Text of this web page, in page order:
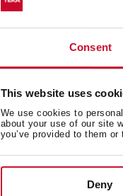
Consent
This website uses
We use cookies to
about your use of our site
you’ve provided to them
Deny